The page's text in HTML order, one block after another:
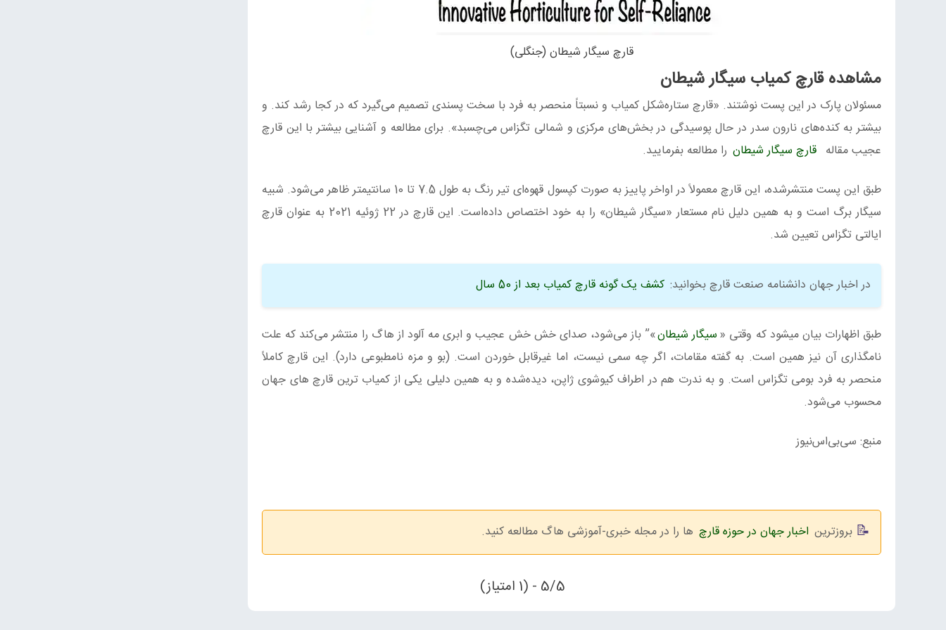
قارچ سیگار شیطان (جنگلی)
مشاهده قارچ کمیاب سیگار شیطان
مسئولان پارک در این پست نوشتند. «قارچ ستاره‌شکل کمیاب و نسبتاً منحصر به‌ فرد با سخت پسندی تصمیم می‌گیرد که در کجا رشد کند. و
بیشتر به کنده‌‌های نارون سدر در حال پوسیدگی در بخش‌های مرکزی و شمالی تگزاس می‌چسبد». برای مطالعه و آشنایی بیشتر با این قارچ
عجیب مقاله قارچ سیگار شیطان را مطالعه بفرمایید.
طبق این پست منتشرشده، این قارچ معمولاً در اواخر پاییز به صورت کپسول قهوه‌ای تیر رنگ به طول 7.5 تا 10 سانتیمتر ظاهر می‌شود. شبیه
سیگار برگ است و به همین دلیل نام مستعار «سیگار شیطان» را به خود اختصاص داده‌است. این قارچ در 22 ژوئیه 2021 به عنوان قارچ
ایالتی تگزاس تعیین شد.
در اخبار جهان دانشنامه صنعت قارچ بخوانید: کشف یک گونه قارچ کمیاب بعد از 50 سال
طبق اظهارات بیان میشود که وقتی «سیگار شیطان»” باز می‌شود، صدای خش خش عجیب و ابری مه آلود از هاگ را منتشر می‌کند که علت
نامگذاری آن نیز همین است. به گفته مقامات، اگر چه سمی نیست، اما غیرقابل خوردن است. (بو و مزه نامطبوعی دارد). این قارچ کاملاً
منحصر به فرد بومی تگزاس است. و به ندرت هم در اطراف کیوشوی ژاپن، دیده‌شده و به همین دلیلی یکی از کمیاب‌ ترین قارچ‌ های جهان
محسوب می‌شود.
منبع: سی‌بی‌اس‌نیوز
بروزترین اخبار جهان در حوزه قارچ ها را در مجله خبری-آموزشی هاگ مطالعه کنید.
5/5 - (1 امتیاز)